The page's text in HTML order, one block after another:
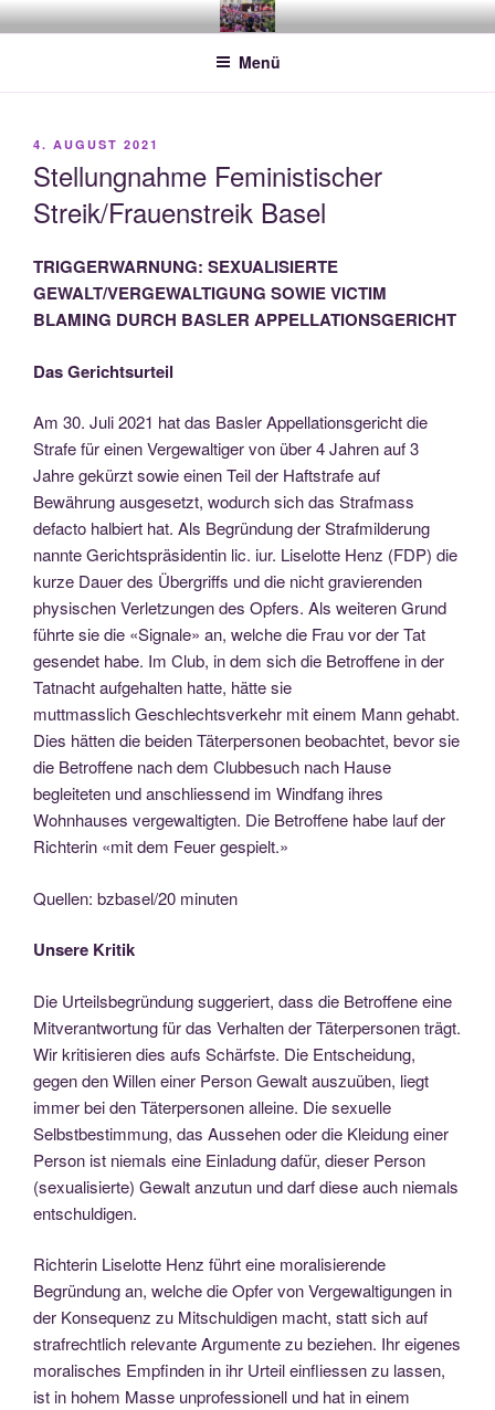
Zum
InhaltFEMINISTISCHER STREIK UND
FRAUENSTREIK BASEL
– Streik mit uns!
Menü
VERÖFFENTLICHT
4. AUGUST 2021
Stellungnahme Feministischer
Streik/Frauenstreik Basel
TRIGGERWARNUNG: SEXUALISIERTE
GEWALT/VERGEWALTIGUNG SOWIE VICTIM
BLAMING DURCH BASLER APPELLATIONSGERICHT
Das Gerichtsurteil
Am 30. Juli 2021 hat das Basler Appellationsgericht die
Strafe für einen Vergewaltiger von über 4 Jahren auf 3
Jahre gekürzt sowie einen Teil der Haftstrafe auf
Bewährung ausgesetzt, wodurch sich das Strafmass
defacto halbiert hat. Als Begründung der Strafmilderung
nannte Gerichtspräsidentin lic. iur. Liselotte Henz (FDP) die
kurze Dauer des Übergriffs und die nicht gravierenden
physischen Verletzungen des Opfers. Als weiteren Grund
führte sie die «Signale» an, welche die Frau vor der Tat
gesendet habe. Im Club, in dem sich die Betroffene in der
Tatnacht aufgehalten hatte, hätte sie
muttmasslich Geschlechtsverkehr mit einem Mann gehabt.
Dies hätten die beiden Täterpersonen beobachtet, bevor sie
die Betroffene nach dem Clubbesuch nach Hause
begleiteten und anschliessend im Windfang ihres
Wohnhauses vergewaltigten. Die Betroffene habe lauf der
Richterin «mit dem Feuer gespielt.»
Quellen: bzbasel/20 minuten
Unsere Kritik
Die Urteilsbegründung suggeriert, dass die Betroffene eine
Mitverantwortung für das Verhalten der Täterpersonen trägt.
Wir kritisieren dies aufs Schärfste. Die Entscheidung,
gegen den Willen einer Person Gewalt auszuüben, liegt
immer bei den Täterpersonen alleine. Die sexuelle
Selbstbestimmung, das Aussehen oder die Kleidung einer
Person ist niemals eine Einladung dafür, dieser Person
(sexualisierte) Gewalt anzutun und darf diese auch niemals
entschuldigen.
Richterin Liselotte Henz führt eine moralisierende
Begründung an, welche die Opfer von Vergewaltigungen in
der Konsequenz zu Mitschuldigen macht, statt sich auf
strafrechtlich relevante Argumente zu beziehen. Ihr eigenes
moralisches Empfinden in ihr Urteil einfliessen zu lassen,
ist in hohem Masse unprofessionell und hat in einem